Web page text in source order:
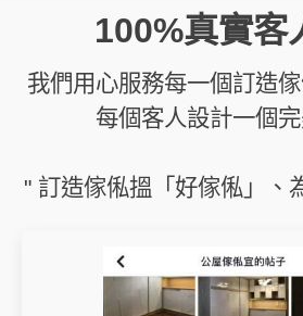
100%真實客
我們用心服務每一個訂造
每個客人設計一個完
" 訂造傢俬搵「好傢俬」、